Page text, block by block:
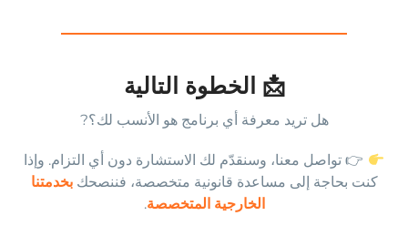
📩 الخطوة التالية
هل تريد معرفة أي برنامج هو الأنسب لك؟?
👉 تواصل معنا، وسنقدّم لك الاستشارة دون أي التزام. وإذا
كنت بحاجة إلى مساعدة قانونية متخصصة، فننصحك بخدمتنا
الخارجية المتخصصة.